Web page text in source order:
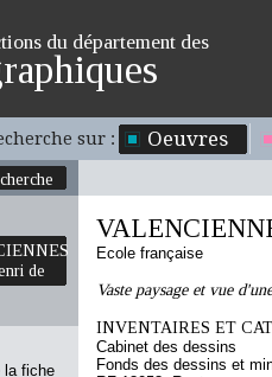
du département des
sur : Oeuvres
de
la fiche
Ecole française
Vaste paysage et vue
INVENTAIRES ET
Cabinet des dessins
Fonds des dessins et